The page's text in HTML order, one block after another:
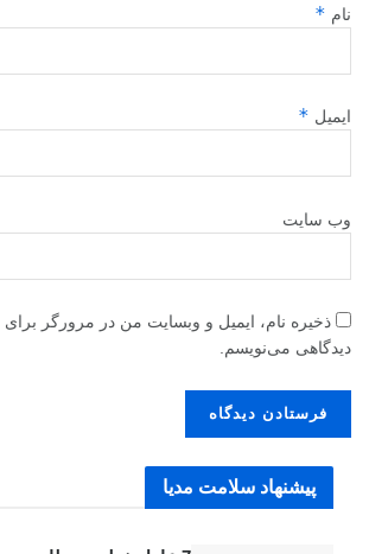
نام *
ایمیل *
وب‌ سایت
ذخیره نام، ایمیل و وبسایت من در مرورگر برای
دیدگاهی می‌نویسم.
پیشنهاد سلامت مدیا